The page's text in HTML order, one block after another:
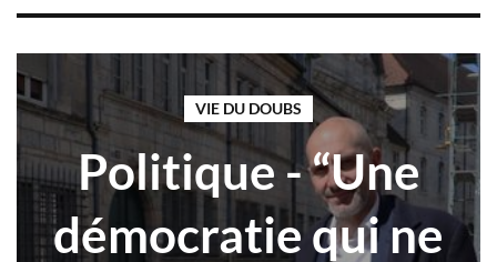
VIE DU DOUBS
Politique - “Une
démocratie qui ne